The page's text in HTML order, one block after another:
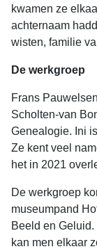
kwamen ze
achternaam
wisten, familie
De werkgroep
Frans
Scholten-van
Genealogie. Ini
Ze kent veel
het in 2021
De werkgroep
museumpand
Beeld en
kan men elkaar